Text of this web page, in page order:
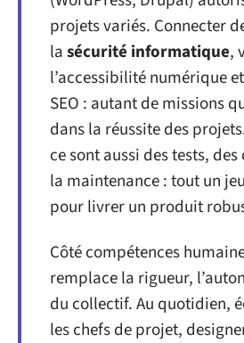
projets variés. Connecter
lasécurité informatique,
l’accessibilité numérique
SEO : autant de missions
dans la réussite des
ce sont aussi des tests,
la maintenance : tout un
pour livrer un produit
Côté compétences
remplace la rigueur,
du collectif. Au quotidien,
les chefs de projet,